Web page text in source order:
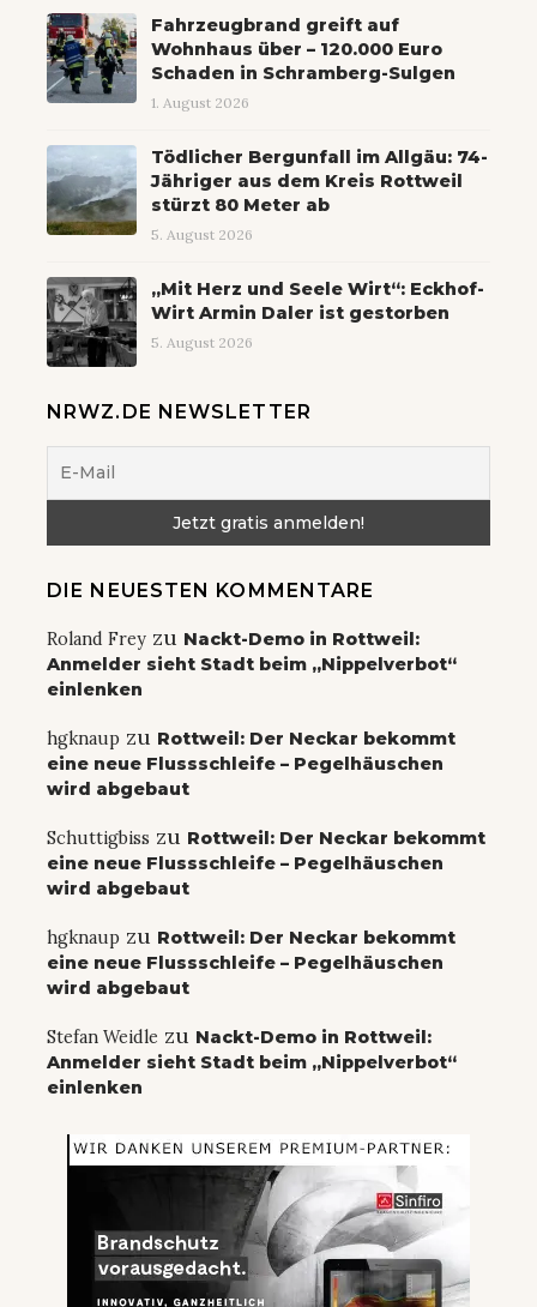
Fahrzeugbrand greift auf
Wohnhaus über – 120.000 Euro
Schaden in Schramberg-Sulgen
1. August 2026
Tödlicher Bergunfall im Allgäu: 74-
Jähriger aus dem Kreis Rottweil
stürzt 80 Meter ab
5. August 2026
„Mit Herz und Seele Wirt“: Eckhof-
Wirt Armin Daler ist gestorben
5. August 2026
NRWZ.DE NEWSLETTER
DIE NEUESTEN KOMMENTARE
Roland Frey zu Nackt-Demo in Rottweil:
Anmelder sieht Stadt beim „Nippelverbot“
einlenken
hgknaup zu Rottweil: Der Neckar bekommt
eine neue Flussschleife – Pegelhäuschen
wird abgebaut
Schuttigbiss zu Rottweil: Der Neckar bekommt
eine neue Flussschleife – Pegelhäuschen
wird abgebaut
hgknaup zu Rottweil: Der Neckar bekommt
eine neue Flussschleife – Pegelhäuschen
wird abgebaut
Stefan Weidle zu Nackt-Demo in Rottweil:
Anmelder sieht Stadt beim „Nippelverbot“
einlenken